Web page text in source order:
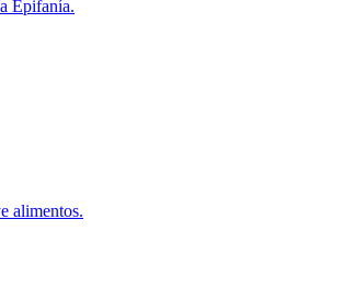
Epifanía.
alimentos.